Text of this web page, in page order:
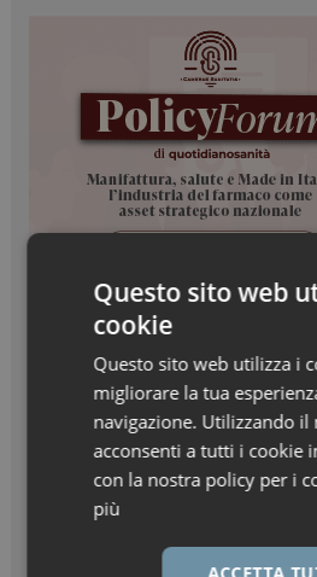
Questo sito web
cookie
Questo sito web utilizza i
migliorare la tua
navigazione. Utilizzando
acconsenti a tutti i cookie
con la nostra policy per i
più